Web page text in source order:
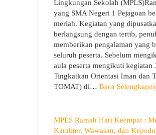
Lingkungan Sekolah
yang SMA Negeri 1 Pejagoan
meriah. Kegiatan yang
berlangsung dengan tertib,
memberikan pengalaman yang
seluruh peserta. Sebelum
aula peserta mengikuti kegiatan
Tingkatkan Orientasi Iman dan
TOMAT) di… Baca
MPLS Ramah Hari Keempat :
Karakter, Wawasan, dan